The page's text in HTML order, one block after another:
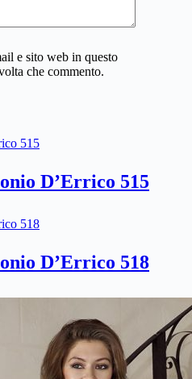
e sito web in questo
che commento.
D’Errico 515
D’Errico 518